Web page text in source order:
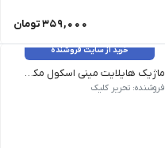
359,000تومان
خرید از سایت فروشنده
ماژیک هایلایت مینی اسکول مکس کد 220
فروشنده: تحریر کلیک